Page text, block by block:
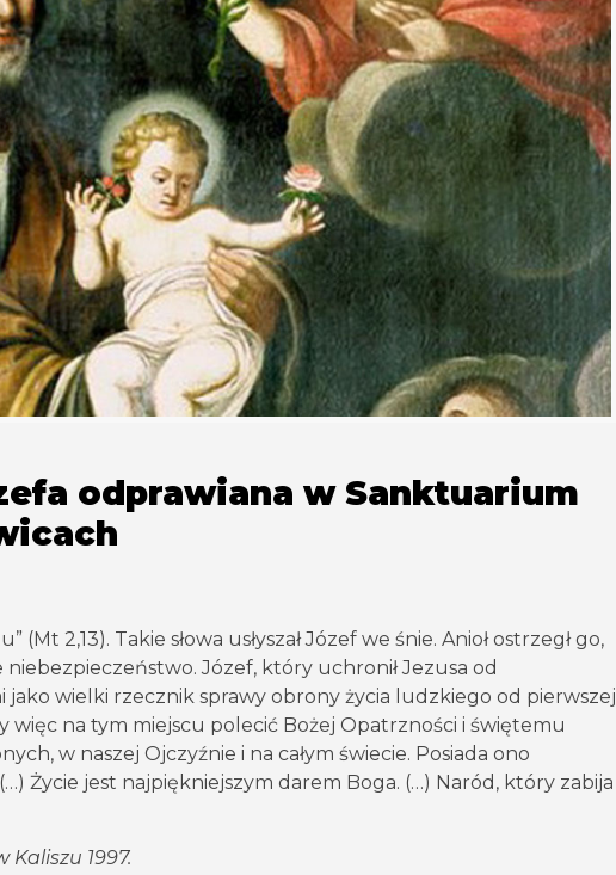
odprawiana w Sanktuarium
2,13). Takie słowa usłyszał Józef we śnie. Anioł ostrzegł go,
Józef, który uchronił Jezusa od
wielki rzecznik sprawy obrony życia ludzkiego od pierwszej
więc na tym miejscu polecić Bożej Opatrzności i świętemu
w naszej Ojczyźnie i na całym świecie. Posiada ono
Życie jest najpiękniejszym darem Boga. (…) Naród, który zabija
1997.